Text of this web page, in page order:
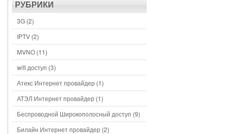
РУБРИКИ
3G (2)
IPTV (2)
MVNO (11)
wifi доступ (3)
Атекс Интернет провайдер (1)
АТЭЛ Интернет провайдер (1)
Беспроводной Широкополосный доступ (9)
Билайн Интернет провайдер (2)